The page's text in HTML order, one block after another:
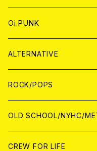
ANALOG
CD
ANALOG
JAPAN
WORLD
ANALOG
JAPAN
WORLD
JAPAN
CD
ANALOG
WORLD
CD
ANALOG
Oi PUNK
JAPAN
CD
ANALOG
WOLRD
CD
ANALOG
ALTERNATIVE
JAPAN
CD
ANALOG
WORLD
CD
ROCK/POPS
JAPAN
CD
WORLD
OLD SCHOOL/NYHC/
JAPAN
CREW FOR LIFE